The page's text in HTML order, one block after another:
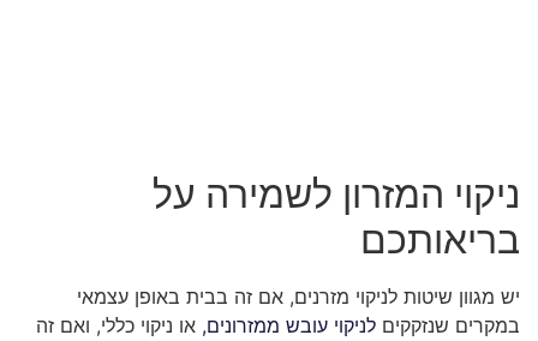
ניקוי המזרון לשמירה על
בריאותכם
יש מגוון שיטות לניקוי מזרנים, אם זה בבית באופן עצמאי
במקרים שנזקקים לניקוי עובש ממזרונים, או ניקוי כללי, ואם זה